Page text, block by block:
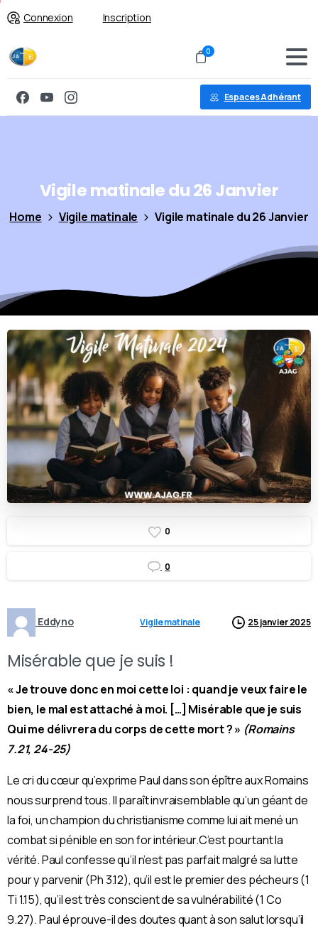
Connexion Inscription
0
Espaces Adhérant
Vigilematinaledu26Janvier
Home Vigile matinale Vigile matinale du 26 Janvier
0
0
Eddyno Vigile matinale 25 janvier 2025
Misérable que je suis !
« Je trouve donc en moi cette loi : quand je veux faire le
bien, le mal est attaché à moi. […] Misérable que je suis
Qui me délivrera du corps de cette mort ? » (Romains
7.21, 24-25)
Le cri du cœur qu’exprime Paul dans son épître aux Romains
nous surprend tous. Il paraît invraisemblable qu’un géant de
la foi, un champion du christianisme comme lui ait mené un
combat si pénible en son for intérieur.C’est pourtant la
vérité. Paul confesse qu’il n’est pas parfait malgré sa lutte
pour y parvenir (Ph 3.12), qu’il est le premier des pécheurs (1
Ti 1.15), qu’il est très conscient de sa vulnérabilité (1 Co
9.27). Paul éprouve-il des doutes quant à son salut lorsqu’il